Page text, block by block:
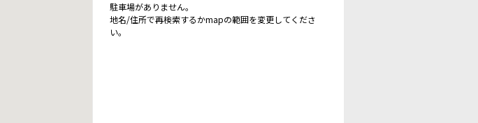
駐車場がありません。
地名/住所で再検索するかmapの範囲を変更してくださ
い。